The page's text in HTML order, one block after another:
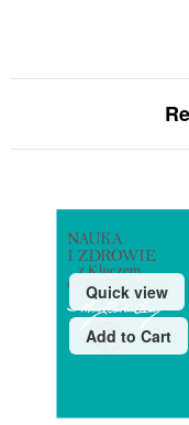
Quick view
Add to Cart